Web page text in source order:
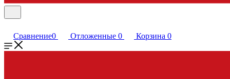
Сравнение0 Отложенные 0 Корзина 0